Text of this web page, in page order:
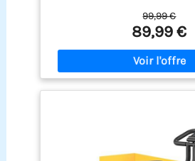
you can adjust the magnetic
without limit by turning the
rhythm of the exercise. It meets
cyclists, such as warm-up,
building, etc. The emergency
quick stopping, ensuring the
during intensive
training. Silent magnetic
cycling journey：Our Quiet
features a quiet belt drive paired
99,99 €
89,99 €